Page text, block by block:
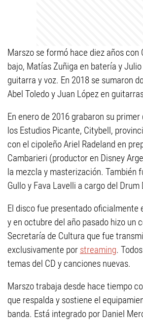
Marszo se formó hace diez años con
bajo, Matías Zuñiga en batería y
guitarra y voz. En 2018 se sumaron
Abel Toledo y Juan López en
En enero de 2016 grabaron su primer
los Estudios Picante, Citybell,
con el cipoleño Ariel Radeland en
Cambarieri (productor en Disney
la mezcla y masterización. También
Gullo y Fava Lavelli a cargo del Drum
El disco fue presentado oficialmente
y en octubre del año pasado hizo un
Secretaría de Cultura que fue
exclusivamente por streaming.
temas del CD y canciones nuevas.
Marszo trabaja desde hace tiempo
que respalda y sostiene el
banda. Está integrado por Daniel